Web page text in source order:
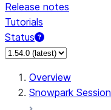
Release notes
Tutorials
Status
Overview
Snowpark Session